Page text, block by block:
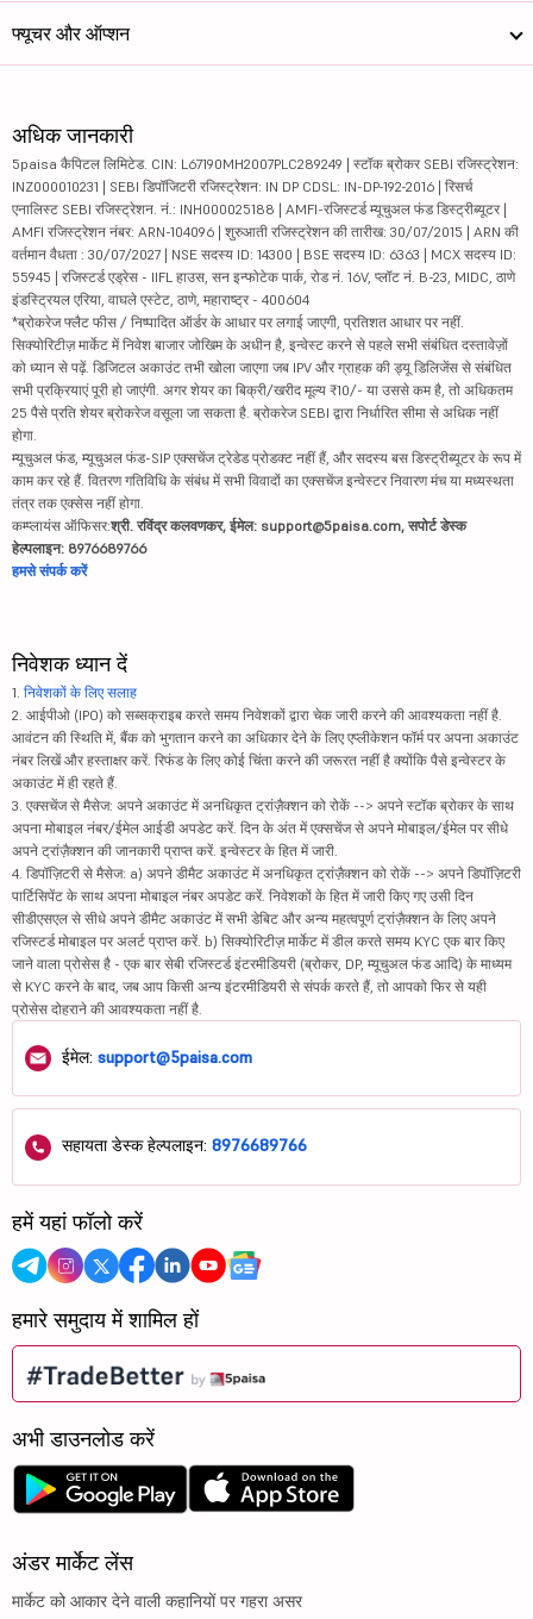
फ्यूचर और ऑप्शन
अधिक जानकारी
5paisa कैपिटल लिमिटेड. CIN: L67190MH2007PLC289249 | स्टॉक ब्रोकर SEBI रजिस्ट्रेशन:
INZ000010231 | SEBI डिपॉजिटरी रजिस्ट्रेशन: IN DP CDSL: IN-DP-192-2016 | रिसर्च
एनालिस्ट SEBI रजिस्ट्रेशन. नं.: INH000025188 | AMFI-रजिस्टर्ड म्यूचुअल फंड डिस्ट्रीब्यूटर |
AMFI रजिस्ट्रेशन नंबर: ARN-104096 | शुरुआती रजिस्ट्रेशन की तारीख: 30/07/2015 | ARN की
वर्तमान वैधता : 30/07/2027 | NSE सदस्य ID: 14300 | BSE सदस्य ID: 6363 | MCX सदस्य ID:
55945 | रजिस्टर्ड एड्रेस - IIFL हाउस, सन इन्फोटेक पार्क, रोड नं. 16V, प्लॉट नं. B-23, MIDC, ठाणे
इंडस्ट्रियल एरिया, वाघले एस्टेट, ठाणे, महाराष्ट्र - 400604
*ब्रोकरेज फ्लैट फीस / निष्पादित ऑर्डर के आधार पर लगाई जाएगी, प्रतिशत आधार पर नहीं.
सिक्योरिटीज़ मार्केट में निवेश बाजार जोखिम के अधीन है, इन्वेस्ट करने से पहले सभी संबंधित दस्तावेज़ों
को ध्यान से पढ़ें. डिजिटल अकाउंट तभी खोला जाएगा जब IPV और ग्राहक की ड्यू डिलिजेंस से संबंधित
सभी प्रक्रियाएं पूरी हो जाएंगी. अगर शेयर का बिक्री/खरीद मूल्य ₹10/- या उससे कम है, तो अधिकतम
25 पैसे प्रति शेयर ब्रोकरेज वसूला जा सकता है. ब्रोकरेज SEBI द्वारा निर्धारित सीमा से अधिक नहीं
होगा.
म्यूचुअल फंड, म्यूचुअल फंड-SIP एक्सचेंज ट्रेडेड प्रोडक्ट नहीं हैं, और सदस्य बस डिस्ट्रीब्यूटर के रूप में
काम कर रहे हैं. वितरण गतिविधि के संबंध में सभी विवादों का एक्सचेंज इन्वेस्टर निवारण मंच या मध्यस्थता
तंत्र तक एक्सेस नहीं होगा.
कम्प्लायंस ऑफिसर:श्री. रविंद्र कलवणकर, ईमेल: support@5paisa.com, सपोर्ट डेस्क
हेल्पलाइन: 8976689766
हमसे संपर्क करें
निवेशक ध्यान दें
1. निवेशकों के लिए सलाह
2. आईपीओ (IPO) को सब्सक्राइब करते समय निवेशकों द्वारा चेक जारी करने की आवश्यकता नहीं है.
आवंटन की स्थिति में, बैंक को भुगतान करने का अधिकार देने के लिए एप्लीकेशन फॉर्म पर अपना अकाउंट
नंबर लिखें और हस्ताक्षर करें. रिफंड के लिए कोई चिंता करने की जरूरत नहीं है क्योंकि पैसे इन्वेस्टर के
अकाउंट में ही रहते हैं.
3. एक्सचेंज से मैसेज: अपने अकाउंट में अनधिकृत ट्रांज़ैक्शन को रोकें --> अपने स्टॉक ब्रोकर के साथ
अपना मोबाइल नंबर/ईमेल आईडी अपडेट करें. दिन के अंत में एक्सचेंज से अपने मोबाइल/ईमेल पर सीधे
अपने ट्रांज़ैक्शन की जानकारी प्राप्त करें. इन्वेस्टर के हित में जारी.
4. डिपॉज़िटरी से मैसेज: a) अपने डीमैट अकाउंट में अनधिकृत ट्रांज़ैक्शन को रोकें --> अपने डिपॉज़िटरी
पार्टिसिपेंट के साथ अपना मोबाइल नंबर अपडेट करें. निवेशकों के हित में जारी किए गए उसी दिन
सीडीएसएल से सीधे अपने डीमैट अकाउंट में सभी डेबिट और अन्य महत्वपूर्ण ट्रांज़ैक्शन के लिए अपने
रजिस्टर्ड मोबाइल पर अलर्ट प्राप्त करें. b) सिक्योरिटीज़ मार्केट में डील करते समय KYC एक बार किए
जाने वाला प्रोसेस है - एक बार सेबी रजिस्टर्ड इंटरमीडियरी (ब्रोकर, DP, म्यूचुअल फंड आदि) के माध्यम
से KYC करने के बाद, जब आप किसी अन्य इंटरमीडियरी से संपर्क करते हैं, तो आपको फिर से यही
प्रोसेस दोहराने की आवश्यकता नहीं है.
ईमेल: support@5paisa.com
सहायता डेस्क हेल्पलाइन: 8976689766
हमें यहां फॉलो करें
हमारे समुदाय में शामिल हों
अभी डाउनलोड करें
अंडर मार्केट लेंस
मार्केट को आकार देने वाली कहानियों पर गहरा असर